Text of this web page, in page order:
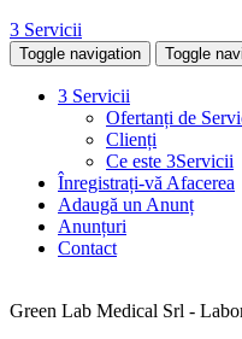
3 Servicii
Toggle navigation Toggle
3 Servicii
Ofertanți de
Clienți
Ce este 3Servicii
Înregistrați-vă Afacerea
Adaugă un Anunț
Anunțuri
Contact
Green Lab Medical Srl -